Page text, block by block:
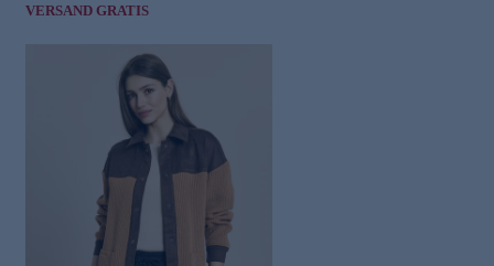
VERSAND GRATIS